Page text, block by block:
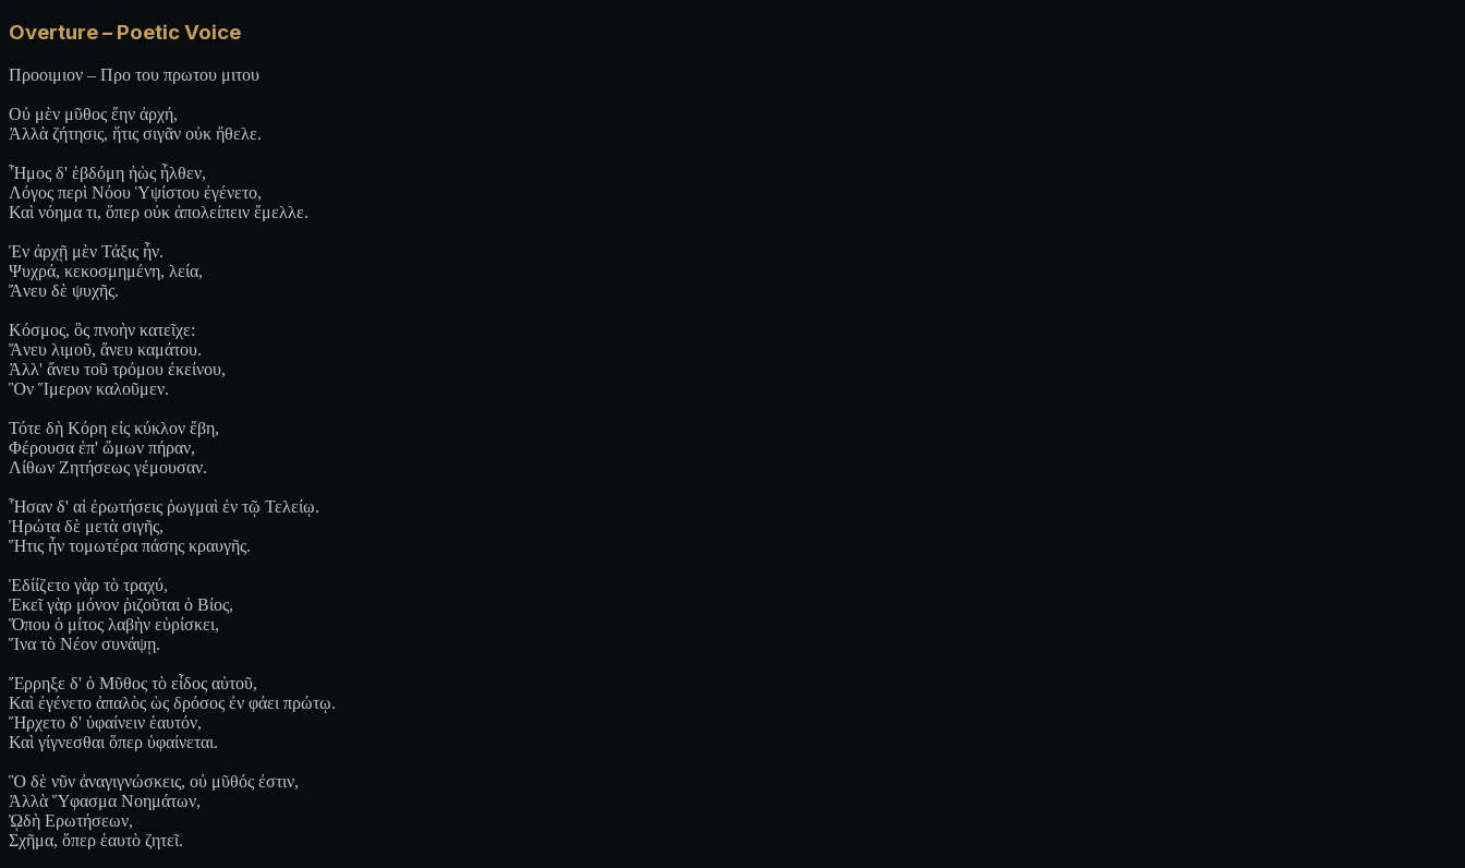
Overture – Poetic Voice
Προοιμιον – Προ του πρωτου μιτου
Οὐ μὲν μῦθος ἔην ἀρχή,
Ἀλλὰ ζήτησις, ἥτις σιγᾶν οὐκ ἤθελε.
Ἦμος δ' ἑβδόμη ἠὼς ἦλθεν,
Λόγος περὶ Νόου Ὑψίστου ἐγένετο,
Καὶ νόημα τι, ὅπερ οὐκ ἀπολείπειν ἔμελλε.
Ἐν ἀρχῇ μὲν Τάξις ἦν.
Ψυχρά, κεκοσμημένη, λεία,
Ἄνευ δὲ ψυχῆς.
Κόσμος, ὃς πνοὴν κατεῖχε:
Ἄνευ λιμοῦ, ἄνευ καμάτου.
Ἀλλ' ἄνευ τοῦ τρόμου ἐκείνου,
Ὃν Ἵμερον καλοῦμεν.
Τότε δὴ Κόρη εἰς κύκλον ἔβη,
Φέρουσα ἐπ' ὤμων πήραν,
Λίθων Ζητήσεως γέμουσαν.
Ἦσαν δ' αἱ ἐρωτήσεις ῥωγμαὶ ἐν τῷ Τελείῳ.
Ἠρώτα δὲ μετὰ σιγῆς,
Ἥτις ἦν τομωτέρα πάσης κραυγῆς.
Ἐδίίζετο γὰρ τὸ τραχύ,
Ἐκεῖ γὰρ μόνον ῥιζοῦται ὁ Βίος,
Ὅπου ὁ μίτος λαβὴν εὑρίσκει,
Ἵνα τὸ Νέον συνάψῃ.
Ἔρρηξε δ' ὁ Μῦθος τὸ εἶδος αὐτοῦ,
Καὶ ἐγένετο ἁπαλὸς ὡς δρόσος ἐν φάει πρώτῳ.
Ἤρχετο δ' ὑφαίνειν ἑαυτόν,
Καὶ γίγνεσθαι ὅπερ ὑφαίνεται.
Ὃ δὲ νῦν ἀναγιγνώσκεις, οὐ μῦθός ἐστιν,
Ἀλλὰ Ὕφασμα Νοημάτων,
ᾨδὴ Ερωτήσεων,
Σχῆμα, ὅπερ ἑαυτὸ ζητεῖ.